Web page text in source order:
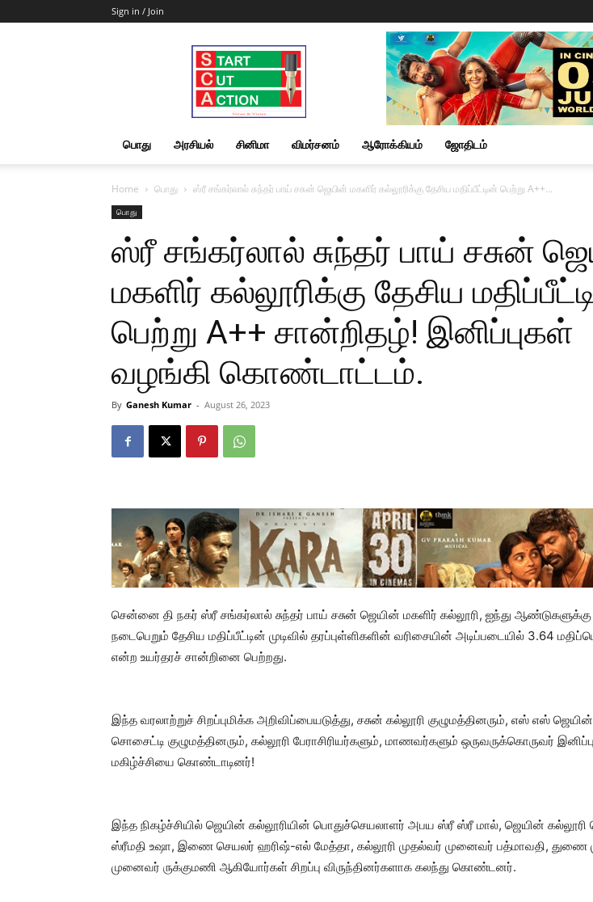
Sign in / Join
Start
Cut
Action
|
News
&
பொது அரசியல் சினிமா விமர்சனம் ஆரோக்கியம் ஜோதிடம்
Home பொது ஸ்ரீ சங்கர்லால் சுந்தர் பாய் சசுன் ஜெயின் மகளிர் கல்லூரிக்கு தேசிய மதிப்பீட்டின் பெற்று A++...
பொது
ஸ்ரீ சங்கர்லால் சுந்தர் பாய் சசுன்
மகளிர் கல்லூரிக்கு தேசிய
பெற்று A++ சான்றிதழ்! இனிப்புகள்
வழங்கி கொண்டாட்டம்.
By Ganesh Kumar - August 26, 2023
சென்னை தி நகர் ஸ்ரீ சங்கர்லால் சுந்தர் பாய் சசுன் ஜெயின் மகளிர் கல்லூரி, ஐந்து ஆண்டுகளுக்கு
நடைபெறும் தேசிய மதிப்பீட்டின் முடிவில் தரப்புள்ளிகளின் வரிசையின் அடிப்படையில் 3.64
என்ற உயர்தரச் சான்றினை பெற்றது.
இந்த வரலாற்றுச் சிறப்புமிக்க அறிவிப்பையடுத்து, சசுன் கல்லூரி குழுமத்தினரும், எஸ் எஸ்
சொசைட்டி குழுமத்தினரும், கல்லூரி பேராசிரியர்களும், மாணவர்களும் ஒருவருக்கொருவர்
மகிழ்ச்சியை கொண்டாடினர்!
இந்த நிகழ்ச்சியில் ஜெயின் கல்லூரியின் பொதுச்செயலாளர் அபய ஸ்ரீ ஸ்ரீ மால், ஜெயின் கல்லூரி
ஸ்ரீமதி உஷா, இணை செயலர் ஹரிஷ்-எல் மேத்தா, கல்லூரி முதல்வர் முனைவர் பத்மாவதி, துணை
முனைவர் ருக்குமணி ஆகியோர்கள் சிறப்பு விருந்தினர்களாக கலந்து கொண்டனர்.